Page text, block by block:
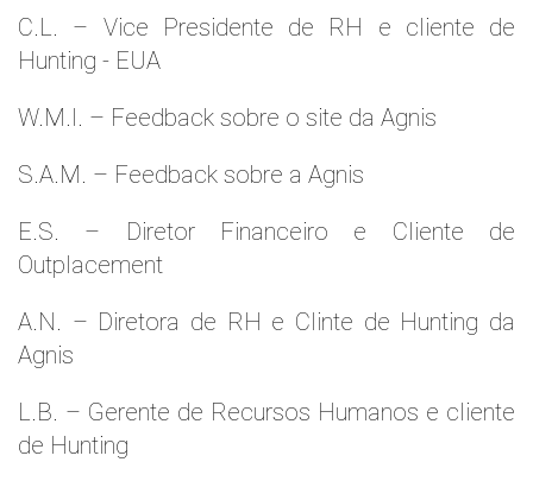
C.L. – Vice Presidente de RH e cliente de
Hunting - EUA
W.M.l. – Feedback sobre o site da Agnis
S.A.M. – Feedback sobre a Agnis
E.S. – Diretor Financeiro e Cliente de
Outplacement
A.N. – Diretora de RH e Clinte de Hunting da
Agnis
L.B. – Gerente de Recursos Humanos e cliente
de Hunting